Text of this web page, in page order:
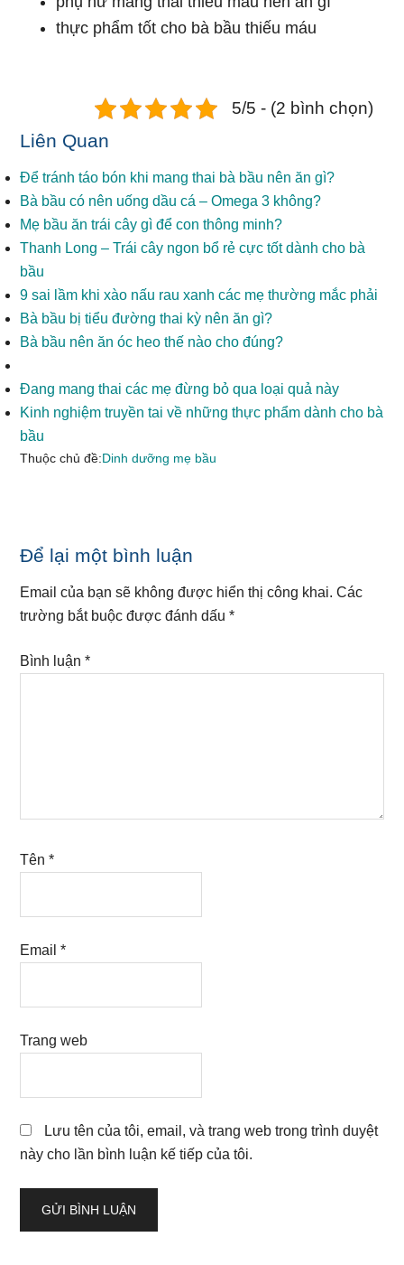
thực phẩm tốt cho bà bầu thiếu máu
5/5 - (2 bình chọn)
Liên Quan
Để tránh táo bón khi mang thai bà bầu nên ăn gì?
Bà bầu có nên uống dầu cá – Omega 3 không?
Mẹ bầu ăn trái cây gì để con thông minh?
Thanh Long – Trái cây ngon bổ rẻ cực tốt dành cho bà
bầu
9 sai lầm khi xào nấu rau xanh các mẹ thường mắc phải
Bà bầu bị tiểu đường thai kỳ nên ăn gì?
Bà bầu nên ăn óc heo thế nào cho đúng?
Đang mang thai các mẹ đừng bỏ qua loại quả này
Kinh nghiệm truyền tai về những thực phẩm dành cho bà
bầu
Thuộc chủ đề:Dinh dưỡng mẹ bầu
Reader
Interactions
Để lại một bình luận
Email của bạn sẽ không được hiển thị công khai. Các
trường bắt buộc được đánh dấu*
Bình luận*
Tên*
Email*
Trang web
Lưu tên của tôi, email, và trang web trong trình duyệt
này cho lần bình luận kế tiếp của tôi.